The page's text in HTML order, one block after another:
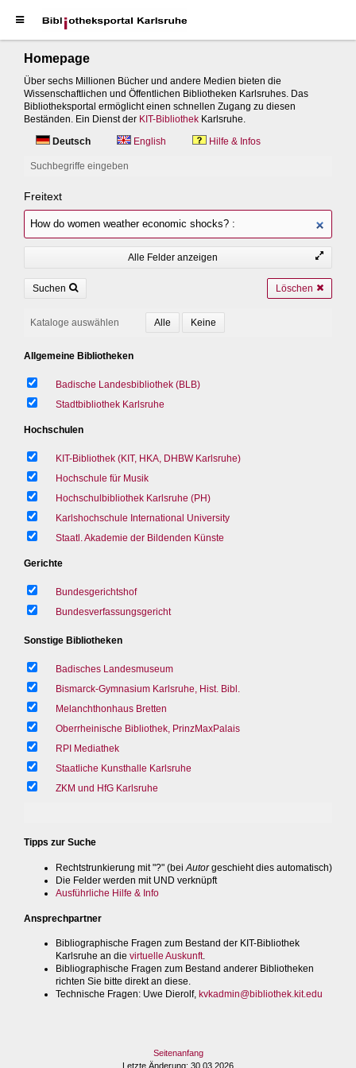
Homepage
Über sechs Millionen Bücher und andere Medien bieten die
Wissenschaftlichen und Öffentlichen Bibliotheken Karlsruhes. Das
Bibliotheksportal ermöglicht einen schnellen Zugang zu diesen
Beständen. Ein Dienst der KIT-Bibliothek Karlsruhe.
Deutsch
English Hilfe & Infos
Suchbegriffe eingeben
Freitext
Alle Felder anzeigen
Suchen Löschen
Kataloge auswählen
Allgemeine Bibliotheken
Badische Landesbibliothek (BLB)
Stadtbibliothek Karlsruhe
Hochschulen
KIT-Bibliothek (KIT, HKA, DHBW Karlsruhe)
Hochschule für Musik
Hochschulbibliothek Karlsruhe (PH)
Karlshochschule International University
Staatl. Akademie der Bildenden Künste
Gerichte
Bundesgerichtshof
Bundesverfassungsgericht
Sonstige Bibliotheken
Badisches Landesmuseum
Bismarck-Gymnasium Karlsruhe, Hist. Bibl.
Melanchthonhaus Bretten
Oberrheinische Bibliothek, PrinzMaxPalais
RPI Mediathek
Staatliche Kunsthalle Karlsruhe
ZKM und HfG Karlsruhe
Tipps zur Suche
Rechtstrunkierung mit "?" (bei Autorgeschieht dies automatisch)
Die Felder werden mit UND verknüpft
Ausführliche Hilfe & Info
Ansprechpartner
Bibliographische Fragen zum Bestand der KIT-Bibliothek
Karlsruhe an die virtuelle Auskunft.
Bibliographische Fragen zum Bestand anderer Bibliotheken
richten Sie bitte direkt an diese.
Technische Fragen: Uwe Dierolf, kvkadmin@bibliothek.kit.edu
Seitenanfang
Letzte Änderung: 30.03.2026